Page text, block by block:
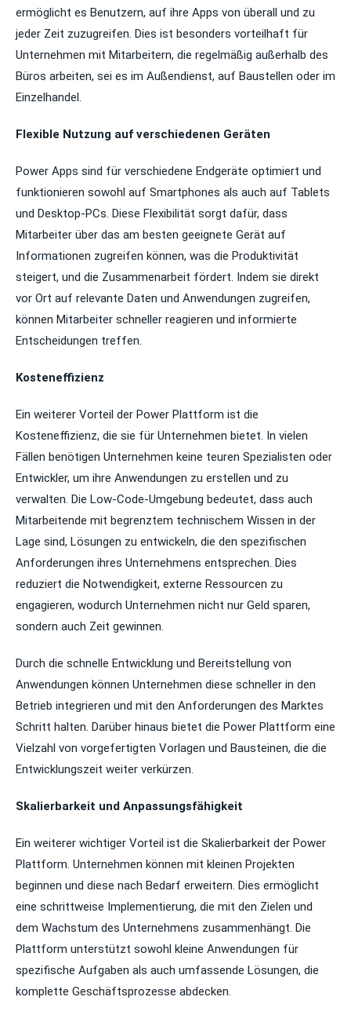
ermöglicht es Benutzern, auf ihre Apps von überall und zu
jeder Zeit zuzugreifen. Dies ist besonders vorteilhaft für
Unternehmen mit Mitarbeitern, die regelmäßig außerhalb des
Büros arbeiten, sei es im Außendienst, auf Baustellen oder im
Einzelhandel.
Flexible Nutzung auf verschiedenen Geräten
Power Apps sind für verschiedene Endgeräte optimiert und
funktionieren sowohl auf Smartphones als auch auf Tablets
und Desktop-PCs. Diese Flexibilität sorgt dafür, dass
Mitarbeiter über das am besten geeignete Gerät auf
Informationen zugreifen können, was die Produktivität
steigert, und die Zusammenarbeit fördert. Indem sie direkt
vor Ort auf relevante Daten und Anwendungen zugreifen,
können Mitarbeiter schneller reagieren und informierte
Entscheidungen treffen.
Kosteneffizienz
Ein weiterer Vorteil der Power Plattform ist die
Kosteneffizienz, die sie für Unternehmen bietet. In vielen
Fällen benötigen Unternehmen keine teuren Spezialisten oder
Entwickler, um ihre Anwendungen zu erstellen und zu
verwalten. Die Low-Code-Umgebung bedeutet, dass auch
Mitarbeitende mit begrenztem technischem Wissen in der
Lage sind, Lösungen zu entwickeln, die den spezifischen
Anforderungen ihres Unternehmens entsprechen. Dies
reduziert die Notwendigkeit, externe Ressourcen zu
engagieren, wodurch Unternehmen nicht nur Geld sparen,
sondern auch Zeit gewinnen.
Durch die schnelle Entwicklung und Bereitstellung von
Anwendungen können Unternehmen diese schneller in den
Betrieb integrieren und mit den Anforderungen des Marktes
Schritt halten. Darüber hinaus bietet die Power Plattform eine
Vielzahl von vorgefertigten Vorlagen und Bausteinen, die die
Entwicklungszeit weiter verkürzen.
Skalierbarkeit und Anpassungsfähigkeit
Ein weiterer wichtiger Vorteil ist die Skalierbarkeit der Power
Plattform. Unternehmen können mit kleinen Projekten
beginnen und diese nach Bedarf erweitern. Dies ermöglicht
eine schrittweise Implementierung, die mit den Zielen und
dem Wachstum des Unternehmens zusammenhängt. Die
Plattform unterstützt sowohl kleine Anwendungen für
spezifische Aufgaben als auch umfassende Lösungen, die
komplette Geschäftsprozesse abdecken.